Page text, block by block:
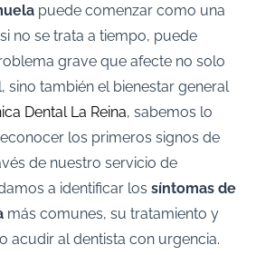
puede comenzar como una
no se trata a tiempo, puede
grave que afecte no solo
sino también el bienestar general
Dental La Reina, sabemos lo
los primeros signos de
de nuestro servicio de
a identificar los síntomas de
más comunes, su tratamiento y
acudir al dentista con urgencia.